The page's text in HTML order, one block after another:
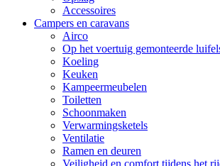
Accessoires
Campers en caravans
Airco
Op het voertuig gemonteerde
Koeling
Keuken
Kampeermeubelen
Toiletten
Schoonmaken
Verwarmingsketels
Ventilatie
Ramen en deuren